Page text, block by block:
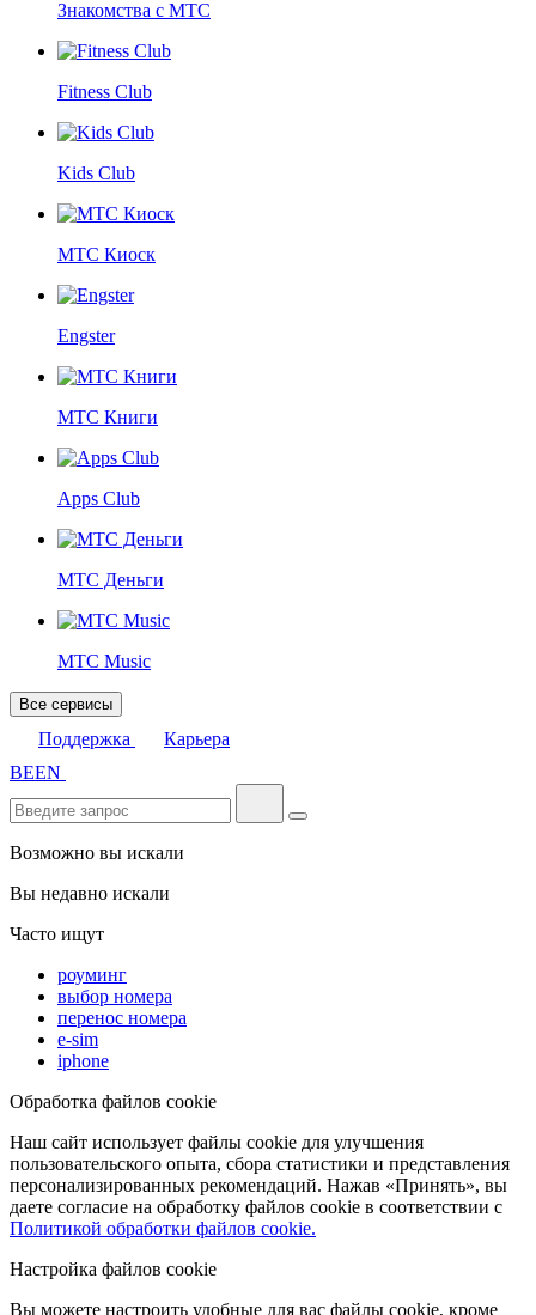
Знакомства с МТС
Fitness Club
Kids Club
МТС Киоск
Engster
МТС Книги
Apps Club
МТС Деньги
МТС Music
Все сервисы
Поддержка
Карьера
BEEN
Возможно вы искали
Вы недавно искали
Часто ищут
роуминг
выбор номера
перенос номера
e-sim
iphone
Обработка файлов cookie
Наш сайт использует файлы cookie для улучшения
пользовательского опыта, сбора статистики и представления
персонализированных рекомендаций. Нажав «Принять», вы
даете согласие на обработку файлов cookie в соответствии с
Политикой обработки файлов cookie.
Настройка файлов cookie
Вы можете настроить удобные для вас файлы cookie, кроме